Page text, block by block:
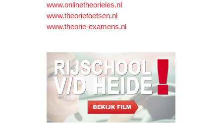
www.onlinetheorieles.nl
www.theorietoetsen.nl
www.theorie-examens.nl